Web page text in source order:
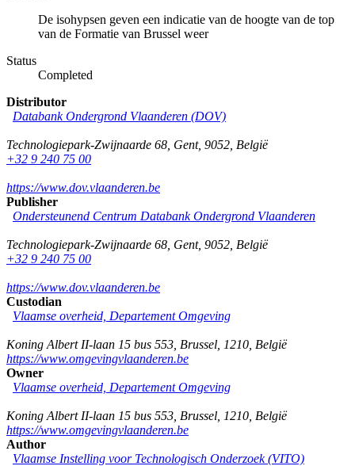
De isohypsen geven een indicatie van de hoogte van de top
van de Formatie van Brussel weer
Status
Completed
Distributor
Databank Ondergrond Vlaanderen (DOV)
Technologiepark-Zwijnaarde 68 Gent, 9052 België
+32 9 240 75 00
https://www.dov.vlaanderen.be
Publisher
Ondersteunend Centrum Databank Ondergrond Vlaanderen
Technologiepark-Zwijnaarde 68 Gent, 9052 België
+32 9 240 75 00
https://www.dov.vlaanderen.be
Custodian
Vlaamse overheid, Departement Omgeving
Koning Albert II-laan 15 bus 553 Brussel 1210 België
https://www.omgevingvlaanderen.be
Owner
Vlaamse overheid, Departement Omgeving
Koning Albert II-laan 15 bus 553 Brussel 1210 België
https://www.omgevingvlaanderen.be
Author
Vlaamse Instelling voor Technologisch Onderzoek (VITO)